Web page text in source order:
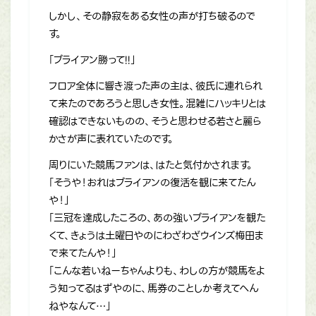
しかし、その静寂をある女性の声が打ち破るので
す。
「ブライアン勝って!!」
フロア全体に響き渡った声の主は、彼氏に連れられ
て来たのであろうと思しき女性。混雑にハッキリとは
確認はできないものの、そうと思わせる若さと麗ら
かさが声に表れていたのです。
周りにいた競馬ファンは、はたと気付かされます。
「そうや！おれはブライアンの復活を観に来てたん
や！」
「三冠を達成したころの、あの強いブライアンを観た
くて、きょうは土曜日やのにわざわざウインズ梅田ま
で来てたんや！」
「こんな若いねーちゃんよりも、わしの方が競馬をよ
う知ってるはずやのに、馬券のことしか考えてへん
ねやなんて…」